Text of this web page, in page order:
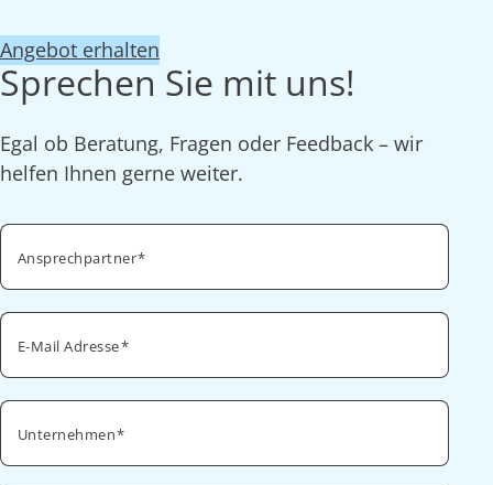
Angebot erhalten
Sprechen Sie mit uns!
Egal ob Beratung, Fragen oder Feedback – wir
helfen Ihnen gerne weiter.
Ansprechpartner
E-Mail Adresse
Unternehmen